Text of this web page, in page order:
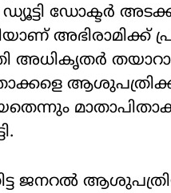
ഡോ​ക്ട​ർ
അ​ഭി​രാ​മി​ക്ക്​
ജനറൽ